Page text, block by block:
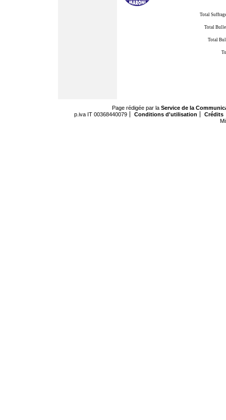
Total
Total
Total
Page rédigée par la Service de la
p.iva IT 00368440079
Conditions d'utilisation
Crédits